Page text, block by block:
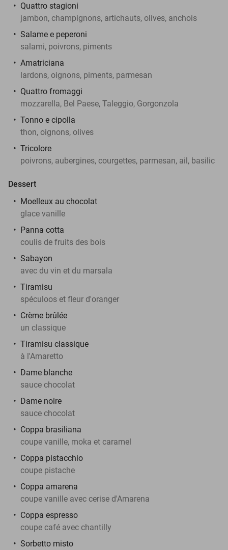
Quattro stagioni
jambon, champignons, artichauts, olives, anchois
Salame e peperoni
salami, poivrons, piments
Amatriciana
lardons, oignons, piments, parmesan
Quattro fromaggi
mozzarella, Bel Paese, Taleggio, Gorgonzola
Tonno e cipolla
thon, oignons, olives
Tricolore
poivrons, aubergines, courgettes, parmesan, ail, basilic
Dessert
Moelleux au chocolat
glace vanille
Panna cotta
coulis de fruits des bois
Sabayon
avec du vin et du marsala
Tiramisu
spéculoos et fleur d'oranger
Crème brûlée
un classique
Tiramisu classique
à l'Amaretto
Dame blanche
sauce chocolat
Dame noire
sauce chocolat
Coppa brasiliana
coupe vanille, moka et caramel
Coppa pistacchio
coupe pistache
Coppa amarena
coupe vanille avec cerise d'Amarena
Coppa espresso
coupe café avec chantilly
Sorbetto misto